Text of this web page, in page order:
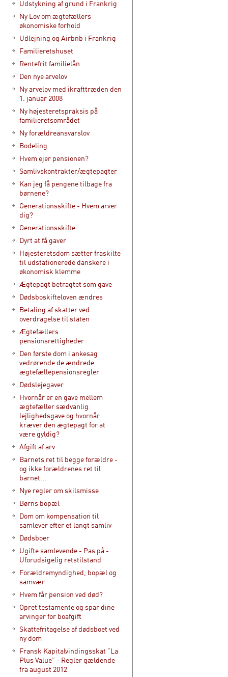
Udstykning af grund i Frankrig
Ny Lov om ægtefællers
økonomiske forhold
Udlejning og Airbnb i Frankrig
Familieretshuset
Rentefrit familielån
Den nye arvelov
Ny arvelov med ikrafttræden den
1. januar 2008
Ny højesteretspraksis på
familieretsområdet
Ny forældreansvarslov
Bodeling
Hvem ejer pensionen?
Samlivskontrakter/ægtepagter
Kan jeg få pengene tilbage fra
børnene?
Generationsskifte - Hvem arver
dig?
Generationsskifte
Dyrt at få gaver
Højesteretsdom sætter fraskilte
til udstationerede danskere i
økonomisk klemme
Ægtepagt betragtet som gave
Dødsboskifteloven ændres
Betaling af skatter ved
overdragelse til staten
Ægtefællers
pensionsrettigheder
Den første dom i ankesag
vedrørende de ændrede
ægtefællepensionsregler
Dødslejegaver
Hvornår er en gave mellem
ægtefæller sædvanlig
lejlighedsgave og hvornår
kræver den ægtepagt for at
være gyldig?
Afgift af arv
Barnets ret til begge forældre -
og ikke forældrenes ret til
barnet...
Nye regler om skilsmisse
Børns bopæl
Dom om kompensation til
samlever efter et langt samliv
Dødsboer
Ugifte samlevende - Pas på -
Uforudsigelig retstilstand
Forældremyndighed, bopæl og
samvær
Hvem får pension ved død?
Opret testamente og spar dine
arvinger for boafgift
Skattefritagelse af dødsboet ved
ny dom
Fransk Kapitalvindingsskat ”La
Plus Value” - Regler gældende
fra august 2012